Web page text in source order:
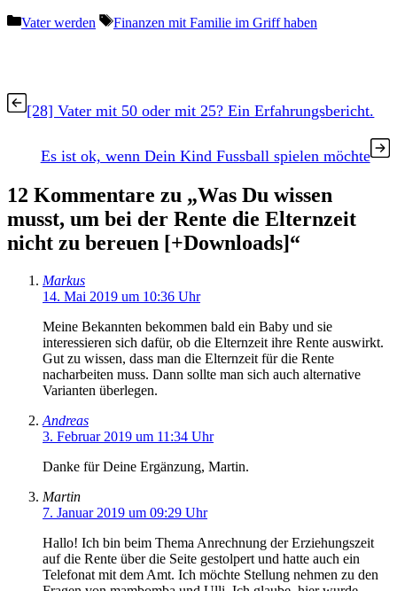
Kategorien
Vater werden Schlagwörter
Finanzen mit Familie im Griff haben
[28] Vater mit 50 oder mit 25? Ein Erfahrungsbericht.
Es ist ok, wenn Dein Kind Fussball spielen möchte
12 Kommentare zu „Was Du wissen
musst, um bei der Rente die Elternzeit
nicht zu bereuen [+Downloads]“
Markus
14. Mai 2019 um 10:36 Uhr
Meine Bekannten bekommen bald ein Baby und sie
interessieren sich dafür, ob die Elternzeit ihre Rente auswirkt.
Gut zu wissen, dass man die Elternzeit für die Rente
nacharbeiten muss. Dann sollte man sich auch alternative
Varianten überlegen.
Andreas
3. Februar 2019 um 11:34 Uhr
Danke für Deine Ergänzung, Martin.
Martin
7. Januar 2019 um 09:29 Uhr
Hallo! Ich bin beim Thema Anrechnung der Erziehungszeit
auf die Rente über die Seite gestolpert und hatte auch ein
Telefonat mit dem Amt. Ich möchte Stellung nehmen zu den